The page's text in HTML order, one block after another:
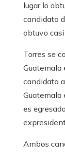
lugar lo
candidato
obtuvo
Torres se
candidata
es
Ambos